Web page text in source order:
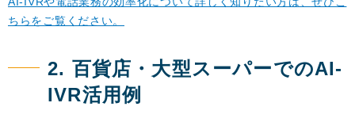
ちらをご覧ください。
2. 百貨店・大型スーパーでのAI-
IVR活用例